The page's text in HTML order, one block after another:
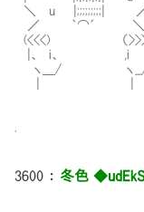
＼ u |;;;;;;;;;| ／
／ ｀⌒´ ＼
(<<<) （>>>）
|、 i、 ,i
ヽ＿/ ヽ
3600 ： 冬色